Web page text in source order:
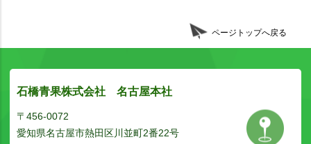
ページトップへ戻る
石橋青果株式会社 名古屋本社
〒456-0072
愛知県名古屋市熱田区川並町2番22号